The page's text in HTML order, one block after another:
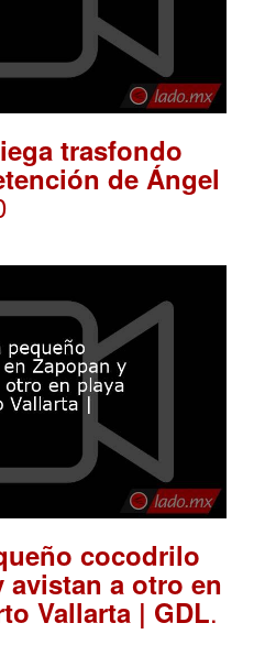
trasfondo
de Ángel
cocodrilo
avistan a otro en
Vallarta | GDL.